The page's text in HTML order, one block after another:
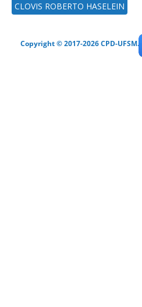
CLOVIS ROBERTO HASELEIN
Copyright © 2017-2026 CPD-